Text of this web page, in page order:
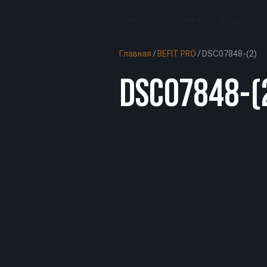
Главная / BEFIT PRO / DSC07848-(2)
DSC07848-